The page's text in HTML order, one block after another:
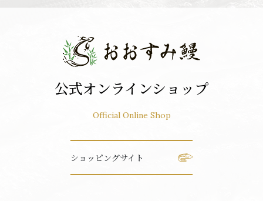
公式オンラインショップ
Official Online Shop
ショッピングサイト